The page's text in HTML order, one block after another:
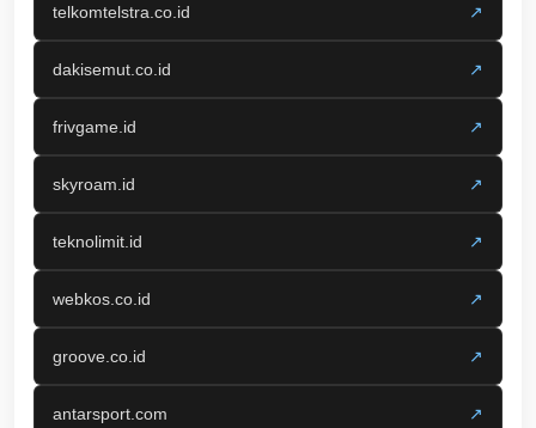
telkomtelstra.co.id ↗
dakisemut.co.id ↗
frivgame.id ↗
skyroam.id ↗
teknolimit.id ↗
webkos.co.id ↗
groove.co.id ↗
antarsport.com ↗